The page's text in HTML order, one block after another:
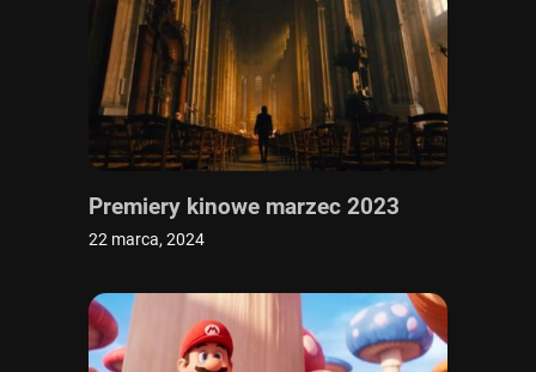
Premiery kinowe marzec 2023
22 marca, 2024